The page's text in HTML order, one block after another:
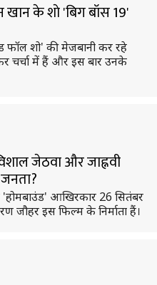
खान के शाे 'बिग बॉस 19'
फॉल शो' की मेजबानी कर रहे
चर्चा में हैं और इस बार उनके
जेठवा और जाह्नवी
'होमबाउंड' आखिरकार 26 सितंबर
जौहर इस फिल्म के निर्माता हैं।